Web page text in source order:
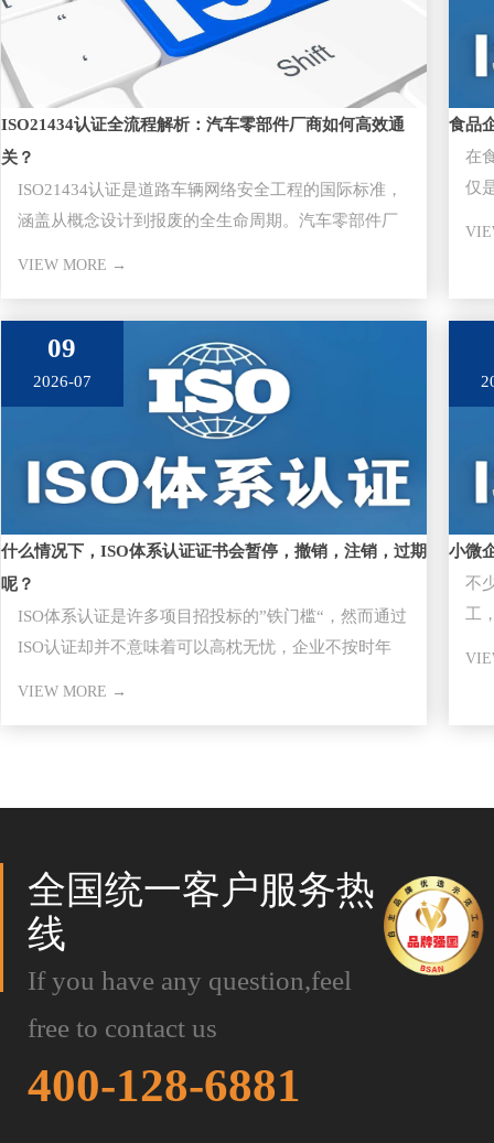
ISO21434认证全流程解析：汽车零部件厂商如何高效通
关？
ISO21434认证是道路车辆网络安全工程的国际标准，
涵盖从概念设计到报废的全生命周期。汽车零部件厂
VIEW MORE →
食品
在
仅
09
2026-07
什么情况下，ISO体系认证证书会暂停，撤销，注销，过期
呢？
ISO体系认证是许多项目招投标的”铁门槛“，然而通过
ISO认证却并不意味着可以高枕无忧，企业不按时年
VIEW MORE →
小微
不
工
全国统一客户服务热
线
If you have any question,feel
free to contact us
400-128-6881